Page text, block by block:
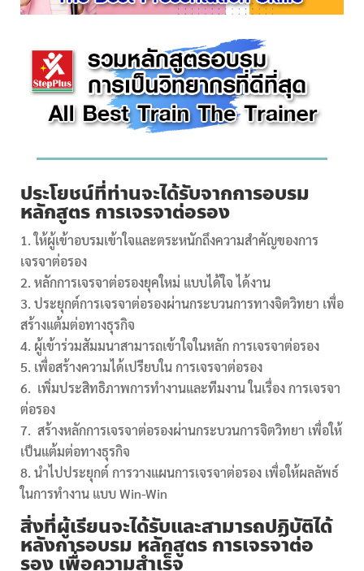
ประโยชน์ที่ท่านจะได้รับจากการอบรม
หลักสูตร การเจรจาต่อรอง
ให้ผู้เข้าอบรมเข้าใจและตระหนักถึงความสำคัญของการ
เจรจาต่อรอง
หลักการเจรจาต่อรองยุคใหม่ แบบได้ใจ ได้งาน
ประยุกต์การเจรจาต่อรองผ่านกระบวนการทางจิตวิทยา เพื่อ
สร้างแต้มต่อทางธุรกิจ
ผู้เข้าร่วมสัมมนาสามารถเข้าใจในหลัก การเจรจาต่อรอง
เพื่อสร้างความได้เปรียบใน การเจรจาต่อรอง
เพิ่มประสิทธิภาพการทำงานและทีมงาน ในเรื่อง การเจรจา
ต่อรอง
สร้างหลักการเจรจาต่อรองผ่านกระบวนการจิตวิทยา เพื่อให้
เป็นแต้มต่อทางธุรกิจ
นำไปประยุกต์ การวางแผนการเจรจาต่อรอง เพื่อให้ผลลัพธ์
ในการทำงาน แบบ Win-Win
สิ่งที่ผู้เรียนจะได้รับและสามารถปฏิบัติได้
หลังการอบรม หลักสูตร การเจรจาต่อ
รอง เพื่อความสำเร็จ